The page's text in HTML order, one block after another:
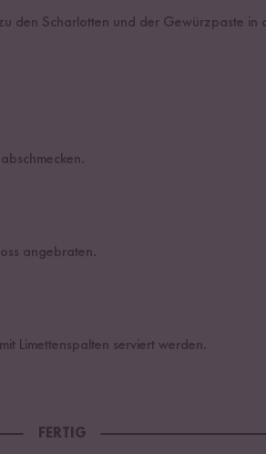
den Scharlotten und der Gewürzpaste in
angebraten.
Limettenspalten serviert werden.
FERTIG